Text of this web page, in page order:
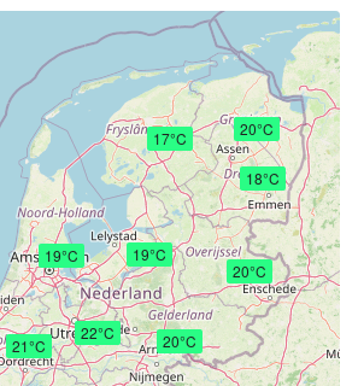
19°C
22°C
20°C
20°C
19°C
18°C
20°C
21°C
17°C